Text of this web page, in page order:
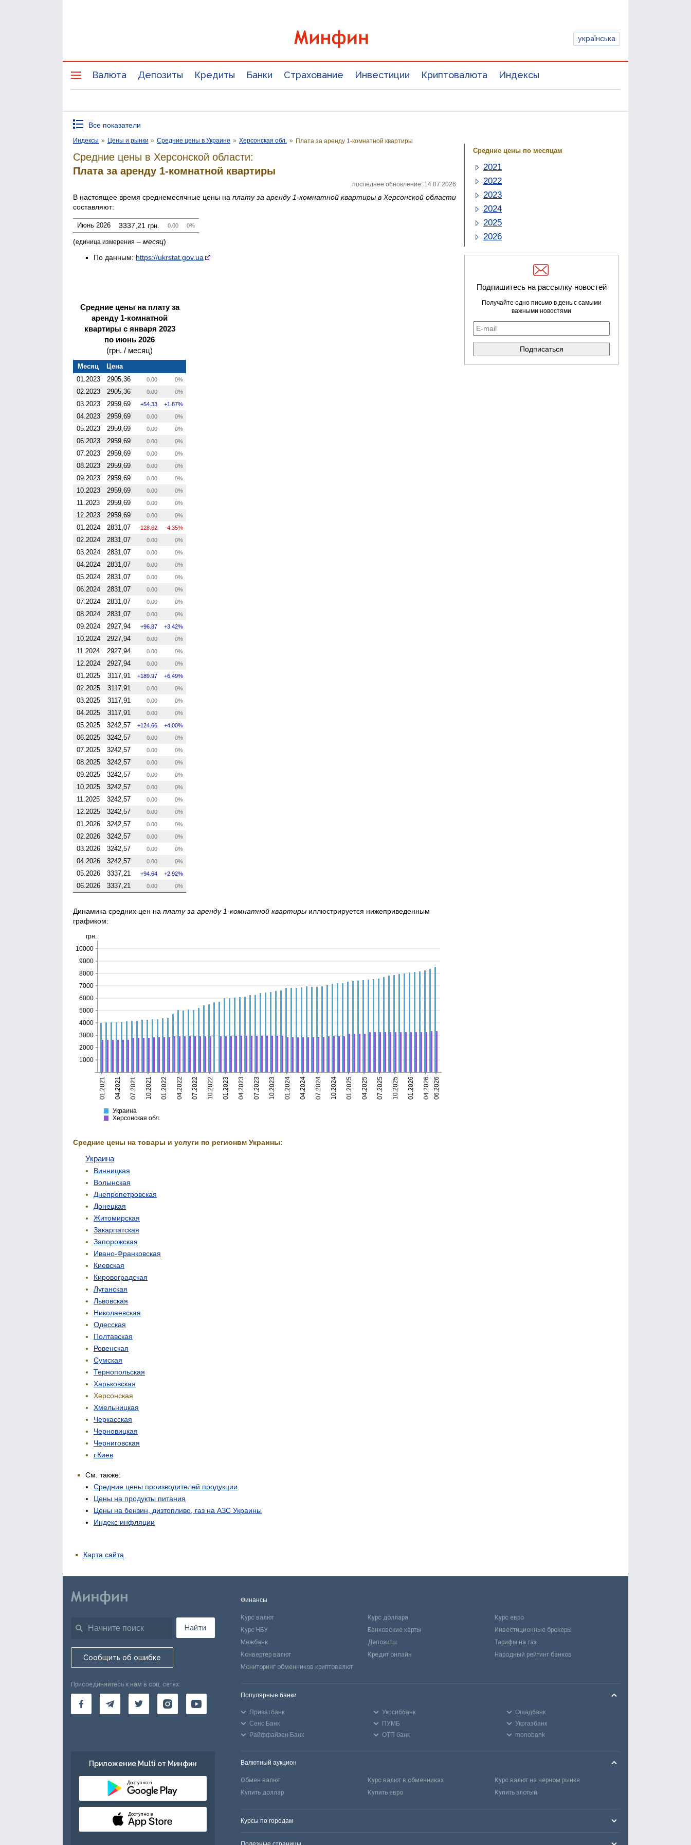
українська
Валюта Депозиты Кредиты Банки Страхование Инвестиции Криптовалюта Индексы
Все показатели
Индексы » Цены и рынки » Средние цены в Украине » Херсонская обл. » Плата за аренду 1-комнатной квартиры
Средние цены в Херсонской области:
Плата за аренду 1-комнатной квартиры
последнее обновление: 14.07.2026
В настоящее время среднемесячные цены на плату за аренду 1-комнатной квартиры в Херсонской области
составляют:
Июнь 2026 3337,21 грн. 0.00 0%
(единица измерения – месяц)
По данным: https://ukrstat.gov.ua
Средние цены на плату за
аренду 1-комнатной
квартиры с января 2023
по июнь 2026
(грн. / месяц)
Месяц
Цена
01.2023
2905,36 0.00 0%
02.2023 2905,36 0.00 0%
03.2023 2959,69 54.33 1.87%
04.2023 2959,69 0.00 0%
05.2023 2959,69 0.00 0%
06.2023 2959,69 0.00 0%
07.2023 2959,69 0.00 0%
08.2023 2959,69 0.00 0%
09.2023 2959,69 0.00 0%
10.2023 2959,69 0.00 0%
11.2023 2959,69 0.00 0%
12.2023 2959,69 0.00 0%
01.2024 2831,07 -128.62 -4.35%
02.2024 2831,07 0.00 0%
03.2024 2831,07 0.00 0%
04.2024 2831,07 0.00 0%
05.2024 2831,07 0.00 0%
06.2024 2831,07 0.00 0%
07.2024 2831,07 0.00 0%
08.2024 2831,07 0.00 0%
09.2024 2927,94 96.87 3.42%
10.2024 2927,94 0.00 0%
11.2024 2927,94 0.00 0%
12.2024 2927,94 0.00 0%
01.2025 3117,91 189.97 6.49%
02.2025 3117,91 0.00 0%
03.2025 3117,91 0.00 0%
04.2025 3117,91 0.00 0%
05.2025 3242,57 124.66 4.00%
06.2025 3242,57 0.00 0%
07.2025 3242,57 0.00 0%
08.2025 3242,57 0.00 0%
09.2025 3242,57 0.00 0%
10.2025 3242,57 0.00 0%
11.2025 3242,57 0.00 0%
12.2025 3242,57 0.00 0%
01.2026 3242,57 0.00 0%
02.2026 3242,57 0.00 0%
03.2026 3242,57 0.00 0%
04.2026 3242,57 0.00 0%
05.2026 3337,21 94.64 2.92%
06.2026 3337,21 0.00 0%
Динамика средних цен на плату за аренду 1-комнатной квартиры иллюстрируется нижеприведенным
графиком:
Украина
Херсонская
01.2021 04.2021 07.2021 10.2021 01.2022 04.2022 07.2022 10.2022 01.2023 04.2023 07.2023 10.2023 01.2024 04.2024 07.2024 10.2024 01.2025 04.2025 07.2025 10.2025 01.2026 04.2026 06.2026
1000
2000
3000
4000
5000
6000
7000
8000
9000
10000
грн.
Украина
Херсонская обл.
Средние цены на товары и услуги по регионвм Украины:
Украина
Винницкая
Волынская
Днепропетровская
Донецкая
Житомирская
Закарпатская
Запорожская
Ивано-Франковская
Киевская
Кировоградская
Луганская
Львовская
Николаевская
Одесская
Полтавская
Ровенская
Сумская
Тернопольская
Харьковская
Херсонская
Хмельницкая
Черкасская
Черновицкая
Черниговская
г.Киев
См. также:
Средние цены производителей продукции
Цены на продукты питания
Цены на бензин, дизтопливо, газ на АЗС Украины
Индекс инфляции
Средние цены по месяцам
2021
2022
2023
2024
2025
2026
Подпишитесь на рассылку новостей
Получайте одно письмо в день с самыми
важными новостями
Карта сайта
Найти
Сообщить об ошибке
Присоединяйтесь к нам в соц. сетях:
Приложение Multi от Минфин
Доступно в
Доступно в
Финансы
Курс валют Курс доллара
Курс евро
Курс НБУ
Банковские карты
Инвестиционные брокеры
Межбанк
Депозиты
Тарифы на газ
Конвертер валют
Кредит онлайн
Народный рейтинг банков
Мониторинг обменников криптовалют
Популярные банки
Приватбанк Укрсиббанк
Ощадбанк
Сенс Банк
ПУМБ
Укргазбанк
Райффайзен Банк
ОТП банк monobank
Валютный аукцион
Обмен валют Курс валют в обменниках
Курс валют на черном рынке
Купить доллар
Купить евро Купить злотый
Курсы по городам